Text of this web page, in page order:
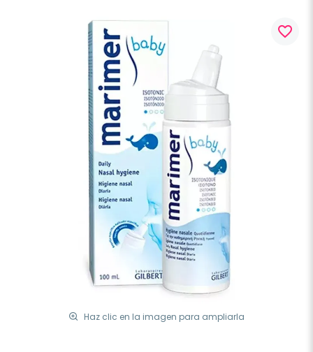
Haz clic en la imagen para ampliarla
favorite_border